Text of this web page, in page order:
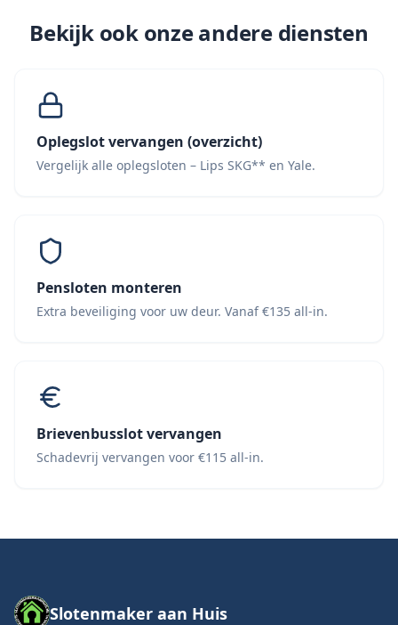
Bekijk ook onze andere diensten
Oplegslot vervangen (overzicht)
Vergelijk alle oplegsloten – Lips SKG** en Yale.
Pensloten monteren
Extra beveiliging voor uw deur. Vanaf €135 all-in.
Brievenbusslot vervangen
Schadevrij vervangen voor €115 all-in.
Slotenmaker aan Huis